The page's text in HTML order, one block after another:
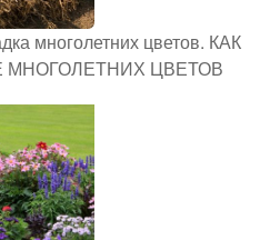
многолетних цветов. КАК
ЦВЕТОВ